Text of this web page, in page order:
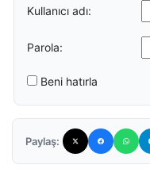
Kullanıcı adı:
Parola:
Beni hatırla
Paylaş: